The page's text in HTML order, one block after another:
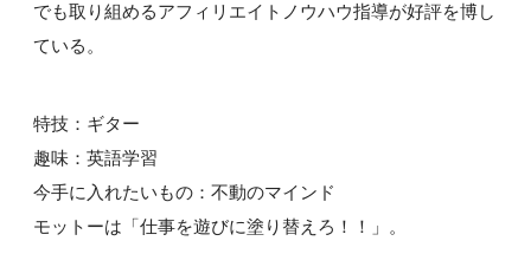
でも取り組めるアフィリエイトノウハウ指導が好評を博し
ている。
特技：ギター
趣味：英語学習
今手に入れたいもの：不動のマインド
モットーは「仕事を遊びに塗り替えろ！！」。